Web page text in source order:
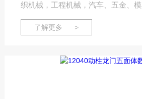
织机械，工程机械，汽车、五金、
板类、箱体类、机架类等复杂零件的
可实现立式铣头横向(Y轴)、垂直运
绞孔、锪孔等多工序加工。
了解更多 >